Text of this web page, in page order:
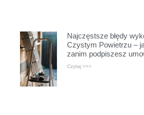
Najczęstsze błędy
Czystym Powietrzu –
zanim podpiszesz
Czytaj >>>